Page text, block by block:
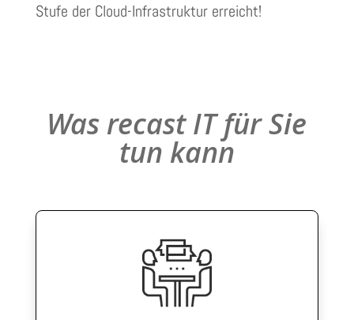
Stufe der Cloud-Infrastruktur erreicht!
Was recast IT für Sie
tun kann